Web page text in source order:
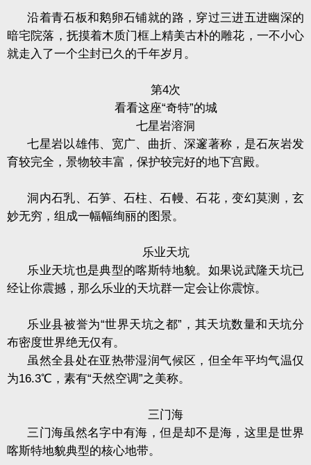
沿着青石板和鹅卵石铺就的路，穿过三进五进幽深的
暗宅院落，抚摸着木质门框上精美古朴的雕花，一不小心
就走入了一个尘封已久的千年岁月。
第4次
看看这座“奇特”的城
七星岩溶洞
七星岩以雄伟、宽广、曲折、深邃著称，是石灰岩发
育较完全，景物较丰富，保护较完好的地下宫殿。
洞内石乳、石笋、石柱、石幔、石花，变幻莫测，玄
妙无穷，组成一幅幅绚丽的图景。
乐业天坑
乐业天坑也是典型的喀斯特地貌。如果说武隆天坑已
经让你震撼，那么乐业的天坑群一定会让你震惊。
乐业县被誉为“世界天坑之都”，其天坑数量和天坑分
布密度世界绝无仅有。
虽然全县处在亚热带湿润气候区，但全年平均气温仅
为16.3℃，素有“天然空调”之美称。
三门海
三门海虽然名字中有海，但是却不是海，这里是世界
喀斯特地貌典型的核心地带。